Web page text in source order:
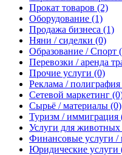
Прокат товаров (2)
Оборудование (1)
Продажа бизнеса (1)
Няни / сиделки (0)
Образование / Спорт
Перевозки / аренда
Прочие услуги (0)
Реклама /
Сетевой маркетинг
Сырьё / материалы (0)
Туризм / иммиграция
Услуги для животных
Финансовые услуги /
Юридические услуги